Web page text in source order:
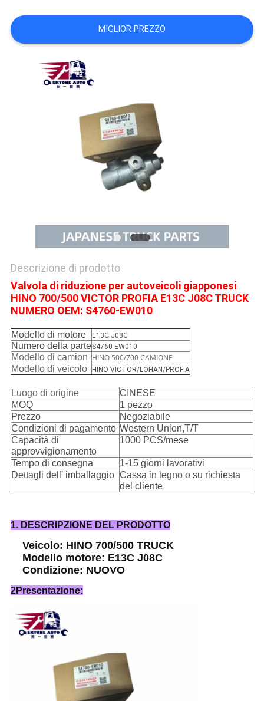
DEL
SITO
PRIVACY
POLICY
MIGLIOR PREZZO
Descrizione di prodotto
Valvola di riduzione per autoveicoli giapponesi
HINO 700/500 VICTOR PROFIA E13C J08C TRUCK
NUMERO OEM: S4760-EW010
Modello di motore E13C J08C
Numero della parteS4760-EW010
Modello di camion HINO 500/700 CAMIONE
Modello di veicolo
HINO VICTOR/LOHAN/PROFIA
Luogo di origine
CINESE
MOQ
1 pezzo
Prezzo
Negoziabile
Condizioni di pagamento Western Union,T/T
Capacità di
approvvigionamento
1000 PCS/mese
Tempo di consegna
1-15 giorni lavorativi
Dettagli dell' imballaggio Cassa in legno o su richiesta
del cliente
1. DESCRIPZIONE DEL PRODOTTO
Veicolo: HINO 700/500 TRUCK
Modello motore: E13C J08C
Condizione: NUOVO
2Presentazione: